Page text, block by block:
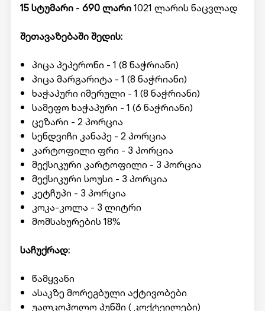
15 სტუმარი- 690 ლარი1021 ლარის ნაცვლად
შეთავაზებაში შედის:
პიცა პეპერონი - 1 (8 ნაჭრიანი)
პიცა მარგარიტა - 1 (8 ნაჭრიანი)
ხაჭაპური იმერული - 1 (8 ნაჭრიანი)
სამეფო ხაჭაპური - 1 (6 ნაჭრიანი)
ცეზარი - 2 პორცია
სენდვიჩი კანაპე - 2 პორცია
კარტოფილი ფრი - 3 პორცია
მექსიკური კარტოფილი - 3 პორცია
მექსიკური სოუსი - 3 პორცია
კეტჩუპი - 3 პორცია
კოკა-კოლა - 3 ლიტრი
მომსახურების 18%
საჩუქრად:
წამყვანი
ასაკზე მორეგბული აქტივობები
უალკოჰოლო პუნში ( კოქტეილები)